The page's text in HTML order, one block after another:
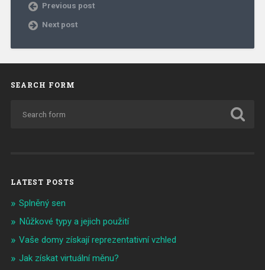
Previous post
Next post
SEARCH FORM
LATEST POSTS
Splněný sen
Nůžkové typy a jejich použití
Vaše domy získají reprezentativní vzhled
Jak získat virtuální měnu?